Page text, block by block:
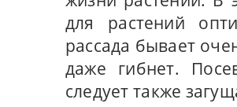
для растений
рассада бывает
даже гибнет.
следует также